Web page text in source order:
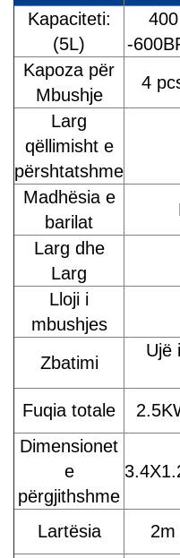
Kapaciteti:
(5L)
400
-
Kapoza për
Mbushje
4
Larg
qëllimisht e
përshtatshme
Madhësia e
barilat
Larg dhe
Larg
Lloji i
mbushjes
Zbatimi
Ujë
Fuqia totale
Dimensionet
e
përgjithshme
Lartësia 2m